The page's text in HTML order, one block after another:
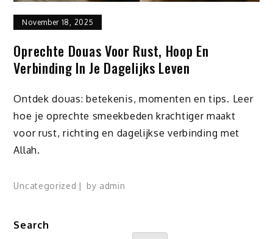
November 18, 2025
Oprechte Douas Voor Rust, Hoop En
Verbinding In Je Dagelijks Leven
Ontdek douas: betekenis, momenten en tips. Leer
hoe je oprechte smeekbeden krachtiger maakt
voor rust, richting en dagelijkse verbinding met
Allah.
Uncategorized by admin
Search